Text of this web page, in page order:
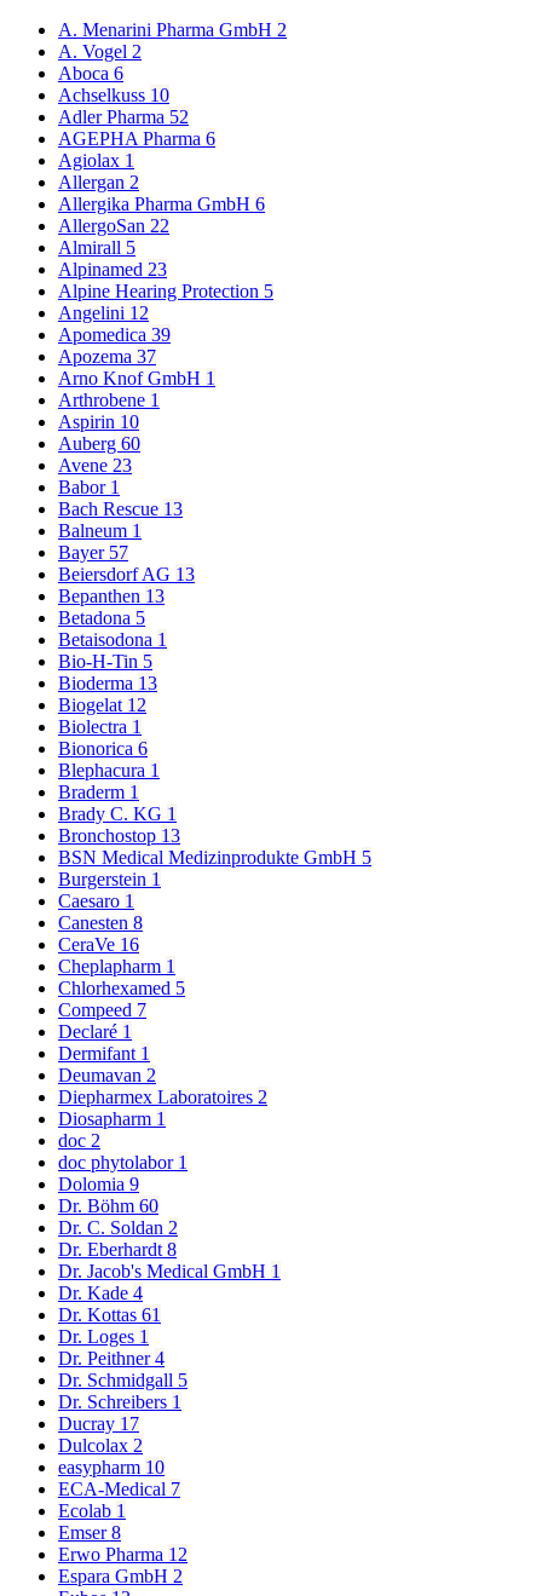
A. Menarini Pharma GmbH 2
A. Vogel 2
Aboca 6
Achselkuss 10
Adler Pharma 52
AGEPHA Pharma 6
Agiolax 1
Allergan 2
Allergika Pharma GmbH 6
AllergoSan 22
Almirall 5
Alpinamed 23
Alpine Hearing Protection 5
Angelini 12
Apomedica 39
Apozema 37
Arno Knof GmbH 1
Arthrobene 1
Aspirin 10
Auberg 60
Avene 23
Babor 1
Bach Rescue 13
Balneum 1
Bayer 57
Beiersdorf AG 13
Bepanthen 13
Betadona 5
Betaisodona 1
Bio-H-Tin 5
Bioderma 13
Biogelat 12
Biolectra 1
Bionorica 6
Blephacura 1
Braderm 1
Brady C. KG 1
Bronchostop 13
BSN Medical Medizinprodukte GmbH 5
Burgerstein 1
Caesaro 1
Canesten 8
CeraVe 16
Cheplapharm 1
Chlorhexamed 5
Compeed 7
Declaré 1
Dermifant 1
Deumavan 2
Diepharmex Laboratoires 2
Diosapharm 1
doc 2
doc phytolabor 1
Dolomia 9
Dr. Böhm 60
Dr. C. Soldan 2
Dr. Eberhardt8
Dr. Jacob's Medical GmbH 1
Dr. Kade 4
Dr. Kottas 61
Dr. Loges 1
Dr. Peithner4
Dr. Schmidgall 5
Dr. Schreibers 1
Ducray 17
Dulcolax 2
easypharm 10
ECA-Medical 7
Ecolab 1
Emser8
Erwo Pharma 12
Espara GmbH 2